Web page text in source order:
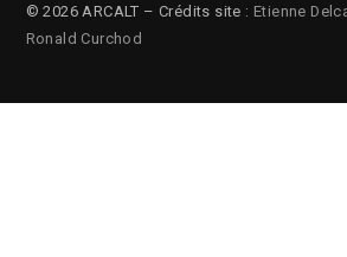
© 2026 ARCALT – Crédits site : Etienne
Ronald Curchod